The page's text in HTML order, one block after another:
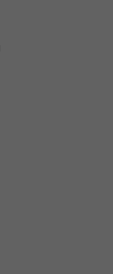
de estar
o nosso call
e Sábado